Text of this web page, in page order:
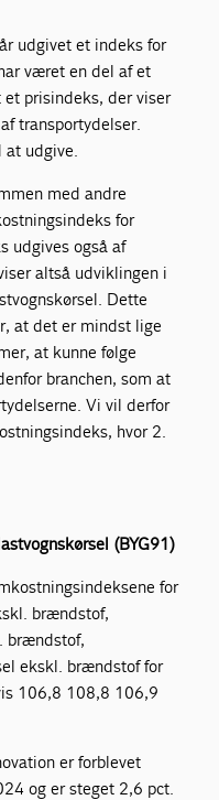
udgivet et indeks for
været en del af et
prisindeks, der viser
transportydelser.
udgive.
med andre
for
udgives også af
altså udviklingen i
Dette
at det er mindst lige
at kunne følge
branchen, som at
Vi vil derfor
hvor 2.
(BYG91)
for
brændstof,
brændstof,
ekskl. brændstof for
106,8 108,8 106,9
er forblevet
og er steget 2,6 pct.